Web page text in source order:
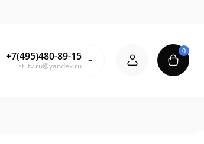
+7(495)480-89-15
stiltv.ru@yandex.ru
0